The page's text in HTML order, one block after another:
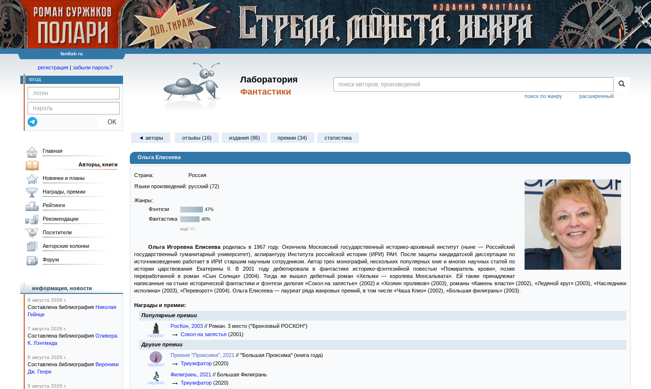
fantlab ru
Лаборатория
Фантастики
расширенный
поиск по жанру
регистрация | забыли пароль?
вход
OK
◄ авторы отзывы (16) издания (86) премии (34) статистика
Ольга Елисеева
Страна:
Россия
Языки произведений: русский (72)
Жанры:
Фэнтези
47%
Фантастика
40%
ещё >>
Ольга Игоревна Елисеевародилась в 1967 году. Окончила Московский государственный историко-архивный институт (ныне — Российский
государственный гуманитарный университет), аспирантуру Института российской истории (ИРИ) РАН. После защиты кандидатской диссертации по
источниковедению работает в ИРИ старшим научным сотрудником. Автор трех монографий, нескольких популярных книг и многих научных статей по
истории царствования Екатерины II. В 2001 году дебютировала в фантастике историко-фэнтезийной повестью «Пожиратель крови», позже
переработанной в роман «Сын Солнца» (2004). Тогда же вышел дебютный роман «Хельми — королева Монсальвата». Ей также принадлежат
написанные на стыке исторической фантастики и фэнтези дилогия «Сокол на запястье» (2002) и «Хозяин проливов» (2003), романы «Камень власти» (2002), «Ледяной круг» (2003), «Наследники
исполина» (2003), «Переворот» (2004). Ольга Елисеева — лауреат ряда жанровых премий, в том числе «Чаша Клио» (2002), «Большая филигрань» (2003).
Награды и премии:
Популярные премии
лауреат
РосКон, 2003 // Роман. 3 место ("Бронзовый РОСКОН")
→ Сокол на запястье (2001)
Другие премии
лауреат
Премия "Проксима", 2021 // "Большая Проксима" (книга года)
→ Триумфатор (2020)
лауреат
Филигрань, 2021 // Большая Филигрань
→ Триумфатор (2020)
Главная
Авторы, книги
Новинки и планы
Награды, премии
Рейтинги
Рекомендации
Посетители
Авторские колонки
Форум
информация, новости
9 августа 2026 г.
Составлена библиография Николая
Гейнце
7 августа 2026 г.
Составлена библиография Оливера
К. Лэнгмида
6 августа 2026 г.
Составлена библиография Вероники
Дж. Генри
5 августа 2026 г.